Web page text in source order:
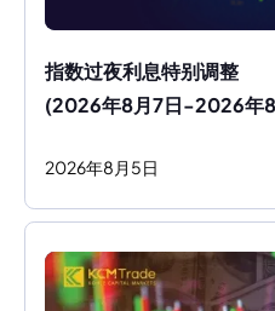
指数过夜利息特别调整
(2026年8月7日-2026年8
2026年8 月 5日